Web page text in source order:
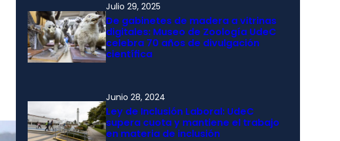
Julio 29, 2025
De gabinetes de madera a vitrinas
digitales: Museo de Zoología UdeC
celebra 70 años de divulgación
científica
Junio 28, 2024
Ley de Inclusión Laboral: UdeC
supera cuota y mantiene el trabajo
en materia de inclusión